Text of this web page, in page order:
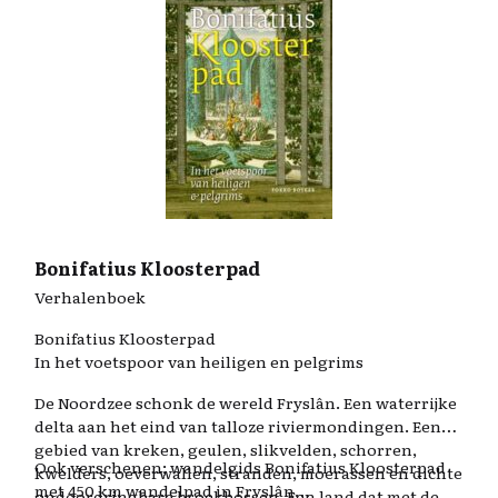
Bonifatius Kloosterpad
Verhalenboek
Bonifatius Kloosterpad
In het voetspoor van heiligen en pelgrims
De Noordzee schonk de wereld Fryslân. Een waterrijke
delta aan het eind van talloze riviermondingen. Een
gebied van kreken, geulen, slikvelden, schorren,
kwelders, oeverwallen, stranden, moerassen en dichte
Ook verschenen; wandelgids Bonifatius Kloosterpad
met 450 km wandelpad in Fryslân